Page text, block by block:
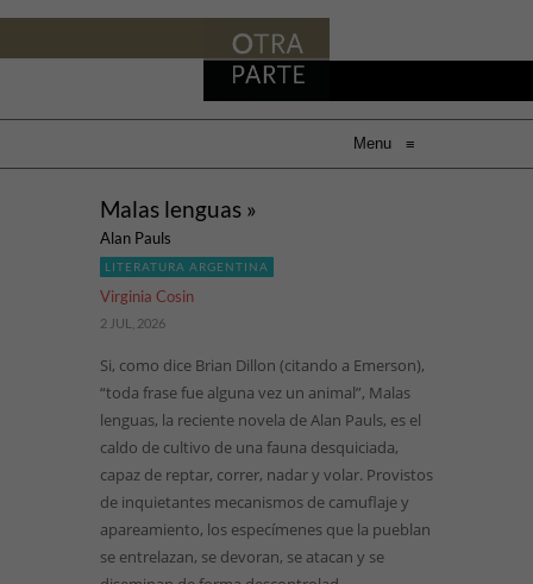
Menu ≡
Malas lenguas »
Alan Pauls
LITERATURA ARGENTINA
Virginia Cosin
2 JUL, 2026
Si, como dice Brian Dillon (citando a Emerson),
“toda frase fue alguna vez un animal”, Malas
lenguas, la reciente novela de Alan Pauls, es el
caldo de cultivo de una fauna desquiciada,
capaz de reptar, correr, nadar y volar. Provistos
de inquietantes mecanismos de camuflaje y
apareamiento, los especímenes que la pueblan
se entrelazan, se devoran, se atacan y se